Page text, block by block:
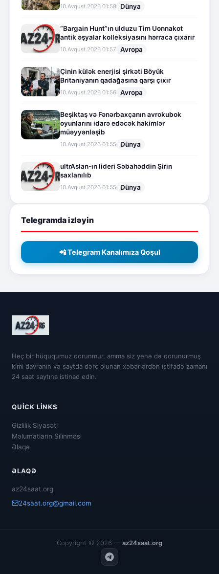
10.Avqust.2026 01:58 Dünya
“Bargain Hunt”ın ulduzu Tim Uonnakot
antik əşyalar kolleksiyasını hərraca çıxarır
10.Avqust.2026 01:57 Avropa
Çinin külək enerjisi şirkəti Böyük
Britaniyanın qadağasına qarşı çıxır
10.Avqust.2026 01:56 Avropa
Beşiktaş və Fənərbaxçanın avrokubok
oyunlarını idarə edəcək hakimlər
müəyyənləşib
10.Avqust.2026 01:55 Dünya
ultrAslan-ın lideri Səbahəddin Şirin
saxlanılıb
10.Avqust.2026 01:55 Dünya
Telegramda izləyin
📲 Telegram Kanalımıza Qoşul
Heç bir hüququmuz qorunmur, amma siz yenə də qorunurmuş
kimi davranın və saytda dərc olunan xəbərlərdən istifadə zamanı
24 saat saytına istinad edin.
QUICK LINKS
Gizlilik Siyasəti
Məlumatların Silinməsi
Əlaqə
ƏLAQƏ
az24saat.org
24saat.org@gmail.com
Copyright © 2026 — az24saat.org